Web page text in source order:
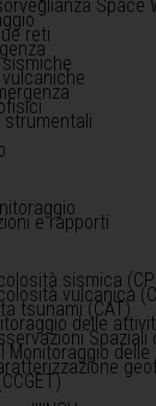
Space
reti
strumentali
e rapporti
sismica
vulcanica
tsunami (CAT)
delle
Spaziali
Monitoraggio delle